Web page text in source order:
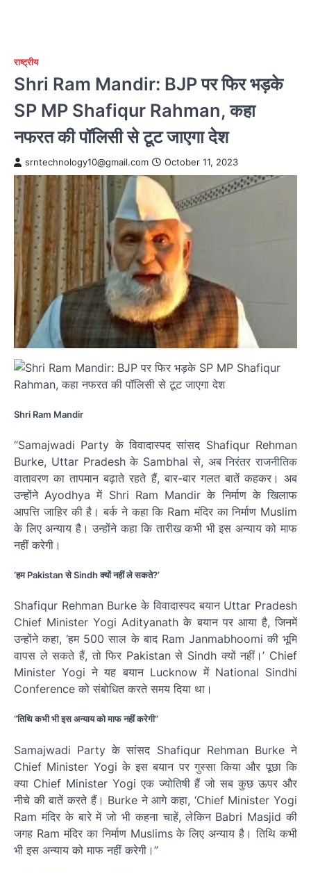
राष्ट्रीय
Shri Ram Mandir: BJP पर फिर भड़के
SP MP Shafiqur Rahman, कहा
नफरत की पॉलिसी से टूट जाएगा देश
srntechnology10@gmail.com October 11, 2023
Shri Ram Mandir
“Samajwadi Party के विवादास्पद सांसद Shafiqur Rehman
Burke, Uttar Pradesh के Sambhal से, अब निरंतर राजनीतिक
वातावरण का तापमान बढ़ाते रहते हैं, बार-बार गलत बातें कहकर। अब
उन्होंने Ayodhya में Shri Ram Mandir के निर्माण के खिलाफ
आपत्ति जाहिर की है। बर्क ने कहा कि Ram मंदिर का निर्माण Muslim
के लिए अन्याय है। उन्होंने कहा कि तारीख कभी भी इस अन्याय को माफ
नहीं करेगी।
‘हम Pakistan से Sindh क्यों नहीं ले सकते?’
Shafiqur Rehman Burke के विवादास्पद बयान Uttar Pradesh
Chief Minister Yogi Adityanath के बयान पर आया है, जिनमें
उन्होंने कहा, ‘हम 500 साल के बाद Ram Janmabhoomi की भूमि
वापस ले सकते हैं, तो फिर Pakistan से Sindh क्यों नहीं।’ Chief
Minister Yogi ने यह बयान Lucknow में National Sindhi
Conference को संबोधित करते समय दिया था।
“तिथि कभी भी इस अन्याय को माफ नहीं करेगी”
Samajwadi Party के सांसद Shafiqur Rehman Burke ने
Chief Minister Yogi के इस बयान पर गुस्सा किया और पूछा कि
क्या Chief Minister Yogi एक ज्योतिषी हैं जो सब कुछ ऊपर और
नीचे की बातें करते हैं। Burke ने आगे कहा, ‘Chief Minister Yogi
Ram मंदिर के बारे में जो भी कहना चाहें, लेकिन Babri Masjid की
जगह Ram मंदिर का निर्माण Muslims के लिए अन्याय है। तिथि कभी
भी इस अन्याय को माफ नहीं करेगी।”